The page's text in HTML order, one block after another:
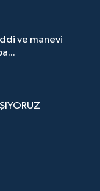
ve manevi